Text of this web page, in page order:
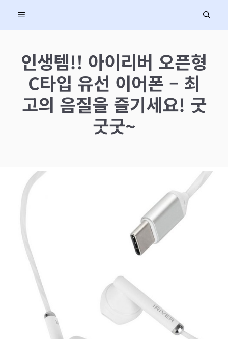
MENU
인생템!! 아이리버 오픈형
C타입 유선 이어폰 – 최
고의 음질을 즐기세요! 굿
굿굿~